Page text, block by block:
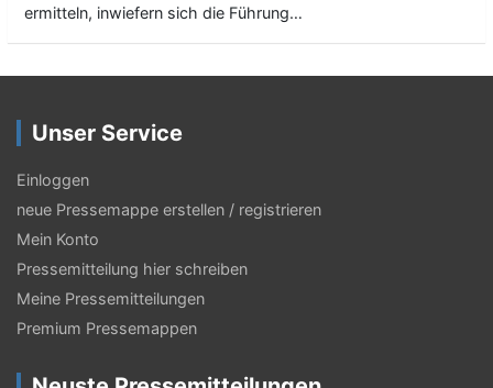
ermitteln, inwiefern sich die Führung…
Unser Service
Einloggen
neue Pressemappe erstellen / registrieren
Mein Konto
Pressemitteilung hier schreiben
Meine Pressemitteilungen
Premium Pressemappen